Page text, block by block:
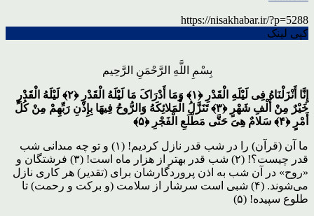
https://nisakhabar.ir/?p=5288
کپی لینک
بِسْمِ اللَّهِ الرَّحْمَنِ الرَّحِیم
إِنَّا أَنْزَلْنَاهُ فِی لَیْلَهِ الْقَدْرِ ﴿١﴾ وَمَا أَدْرَاکَ مَا لَیْلَهُ الْقَدْرِ ﴿٢﴾ لَیْلَهُ الْقَدْرِ
خَیْرٌ مِنْ أَلْفِ شَهْرٍ ﴿٣﴾ تَنَزَّلُ الْمَلائِکَهُ وَالرُّوحُ فِیهَا بِإِذْنِ رَبِّهِمْ مِنْ کُلِّ
أَمْرٍ ﴿۴﴾ سَلامٌ هِیَ حَتَّى مَطْلَعِ الْفَجْرِ ﴿۵﴾
ما آن (قرآن) را در شب قدر نازل کردیم! (۱) و تو چه مى‏دانى شب
قدر چیست؟! (۲) شب قدر بهتر از هزار ماه است! (۳) فرشتگان و
«روح‏» در آن شب به اذن پروردگارشان براى (تقدیر) هر کارى نازل
می‌‏شوند. (۴) شبى است سرشار از سلامت (و برکت و رحمت) تا
طلوع سپیده! (۵)